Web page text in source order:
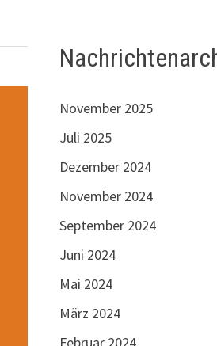
November 2025
Juli 2025
Dezember 2024
November 2024
September 2024
Juni 2024
Mai 2024
März 2024